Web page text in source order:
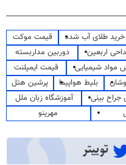
خرید طلای آب شده
قیمت موکت
اربعین
دوربین مداربسته
مواد شیمیایی
قیمت ایمپلنت
بلیط هواپیما
پرشین هتل
جراح بینی
آموزشگاه زبان ملل
مهرینو